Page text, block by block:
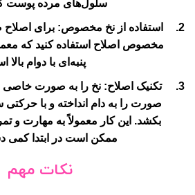
سلول‌های مرده پوست
استفاده از نخ مخصوص: برای اصلاح
مخصوص اصلاح استفاده کنید که
پنبه‌ای با دوام بالا
تکنیک اصلاح: نخ را به صورت خاصی
صورت را به دام انداخته و با حرکتی
بکشد. این کار معمولاً به مهارت و
ممکن است در ابتدا کمی
نکات مهم